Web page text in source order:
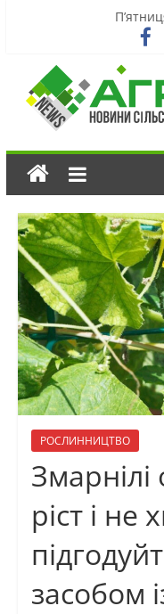
РОСЛИННИЦТВО
Змарнілі
ріст і не
засобом